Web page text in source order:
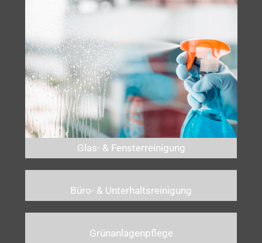
Glas- & Fensterreinigung
Büro- & Unterhaltsreinigung
Grünanlagenpflege